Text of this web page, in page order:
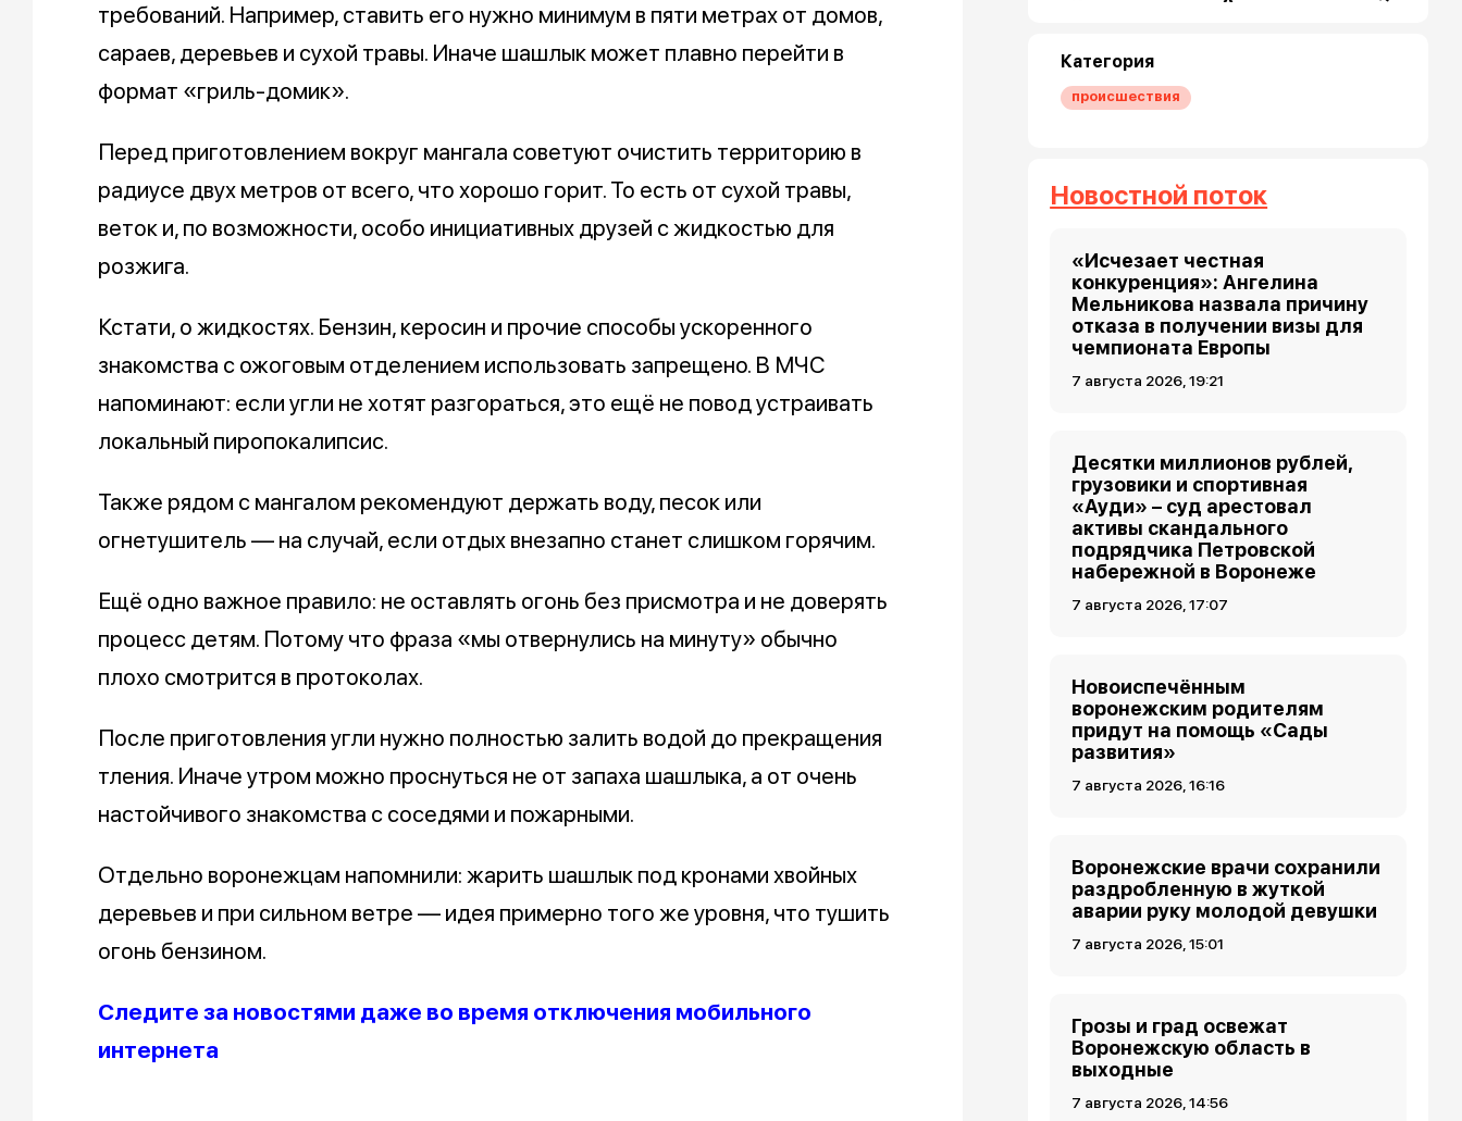
требований. Например, ставить его нужно минимум в пяти метрах от домов,
сараев, деревьев и сухой травы. Иначе шашлык может плавно перейти в
формат «гриль-домик».
Перед приготовлением вокруг мангала советуют очистить территорию в
радиусе двух метров от всего, что хорошо горит. То есть от сухой травы,
веток и, по возможности, особо инициативных друзей с жидкостью для
розжига.
Кстати, о жидкостях. Бензин, керосин и прочие способы ускоренного
знакомства с ожоговым отделением использовать запрещено. В МЧС
напоминают: если угли не хотят разгораться, это ещё не повод устраивать
локальный пиропокалипсис.
Также рядом с мангалом рекомендуют держать воду, песок или
огнетушитель — на случай, если отдых внезапно станет слишком горячим.
Ещё одно важное правило: не оставлять огонь без присмотра и не доверять
процесс детям. Потому что фраза «мы отвернулись на минуту» обычно
плохо смотрится в протоколах.
После приготовления угли нужно полностью залить водой до прекращения
тления. Иначе утром можно проснуться не от запаха шашлыка, а от очень
настойчивого знакомства с соседями и пожарными.
Отдельно воронежцам напомнили: жарить шашлык под кронами хвойных
деревьев и при сильном ветре — идея примерно того же уровня, что тушить
огонь бензином.
Следите за новостями даже во время отключения мобильного
интернета
Категория
происшествия
Новостной поток
«Исчезает честная
конкуренция»: Ангелина
Мельникова назвала причину
отказа в получении визы для
чемпионата Европы
7 августа 2026, 19:21
Десятки миллионов рублей,
грузовики и спортивная
«Ауди» – суд арестовал
активы скандального
подрядчика Петровской
набережной в Воронеже
7 августа 2026, 17:07
Новоиспечённым
воронежским родителям
придут на помощь «Сады
развития»
7 августа 2026, 16:16
Воронежские врачи сохранили
раздробленную в жуткой
аварии руку молодой девушки
7 августа 2026, 15:01
Грозы и град освежат
Воронежскую область в
выходные
7 августа 2026, 14:56